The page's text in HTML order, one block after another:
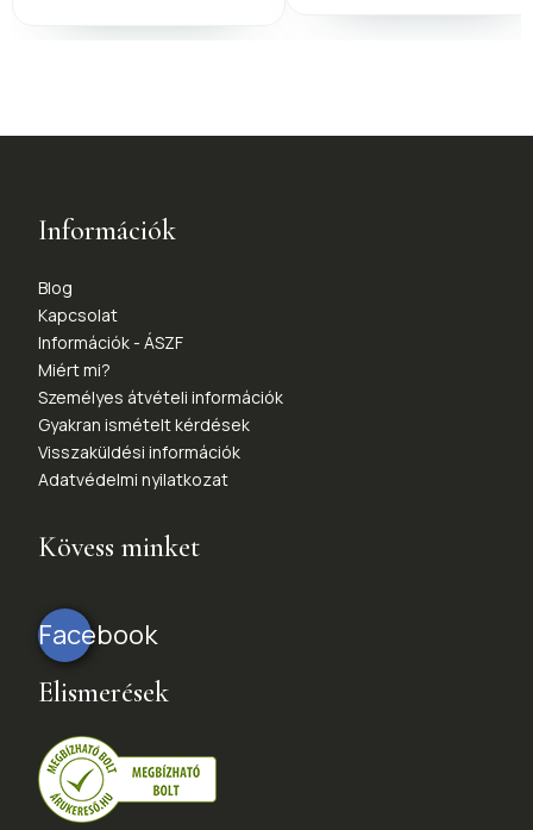
Információk
Blog
Kapcsolat
Információk - ÁSZF
Miért mi?
Személyes átvételi információk
Gyakran ismételt kérdések
Visszaküldési információk
Adatvédelmi nyilatkozat
Kövess minket
Facebook
Elismerések